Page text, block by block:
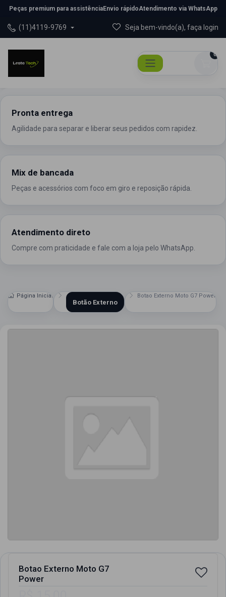
Peças premium para assistênciaEnvio rápidoAtendimento via WhatsApp
(11)4119-9769 Seja bem-vindo(a), faça login
0
Pronta entrega
Agilidade para separar e liberar seus pedidos com rapidez.
Mix de bancada
Peças e acessórios com foco em giro e reposição rápida.
Atendimento direto
Compre com praticidade e fale com a loja pelo WhatsApp.
Página Inicial
Botão Externo
Botao Externo Moto G7 Power
Botao Externo Moto G7
Power